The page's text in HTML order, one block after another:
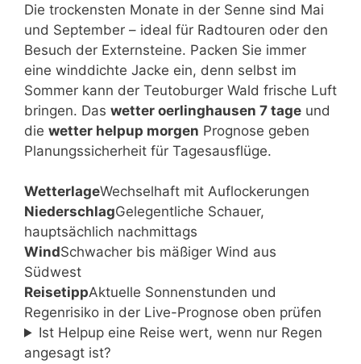
Die trockensten Monate in der Senne sind Mai
und September – ideal für Radtouren oder den
Besuch der Externsteine. Packen Sie immer
eine winddichte Jacke ein, denn selbst im
Sommer kann der Teutoburger Wald frische Luft
bringen. Das wetter oerlinghausen 7 tage und
die wetter helpup morgen Prognose geben
Planungssicherheit für Tagesausflüge.
WetterlageWechselhaft mit Auflockerungen
NiederschlagGelegentliche Schauer,
hauptsächlich nachmittags
WindSchwacher bis mäßiger Wind aus
Südwest
ReisetippAktuelle Sonnenstunden und
Regenrisiko in der Live-Prognose oben prüfen
Ist Helpup eine Reise wert, wenn nur Regen
angesagt ist?